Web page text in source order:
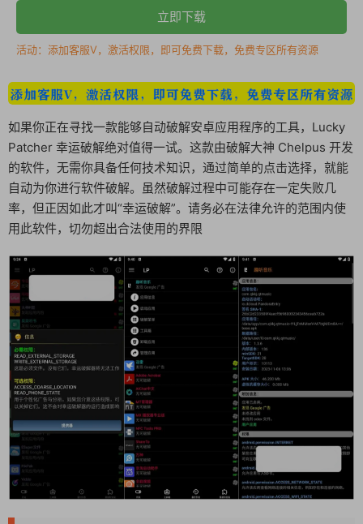
立即下载
活动：添加客服V，激活权限，即可免费下载，免费专区所有资源
如果你正在寻找一款能够自动破解安卓应用程序的工具，Lucky
Patcher 幸运破解绝对值得一试。这款由破解大神 Chelpus 开发
的软件，无需你具备任何技术知识，通过简单的点击选择，就能
自动为你进行软件破解。虽然破解过程中可能存在一定失败几
率，但正因如此才叫“幸运破解”。请务必在法律允许的范围内使
用此软件，切勿超出合法使用的界限